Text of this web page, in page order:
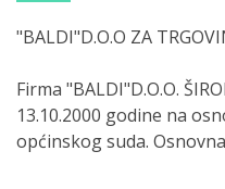
"BALDI"D.O.O ZA
Firma "BALDI"D.O.O.
13.10.2000 godine na
općinskog suda.